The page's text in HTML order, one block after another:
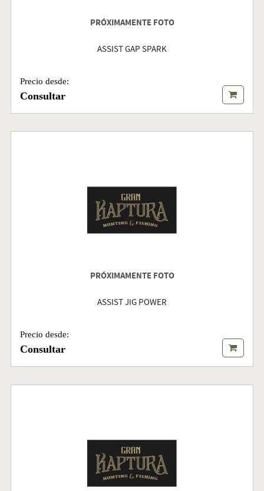
PRÓXIMAMENTE FOTO
ASSIST GAP SPARK
Precio desde:
Consultar
PRÓXIMAMENTE FOTO
ASSIST JIG POWER
Precio desde:
Consultar